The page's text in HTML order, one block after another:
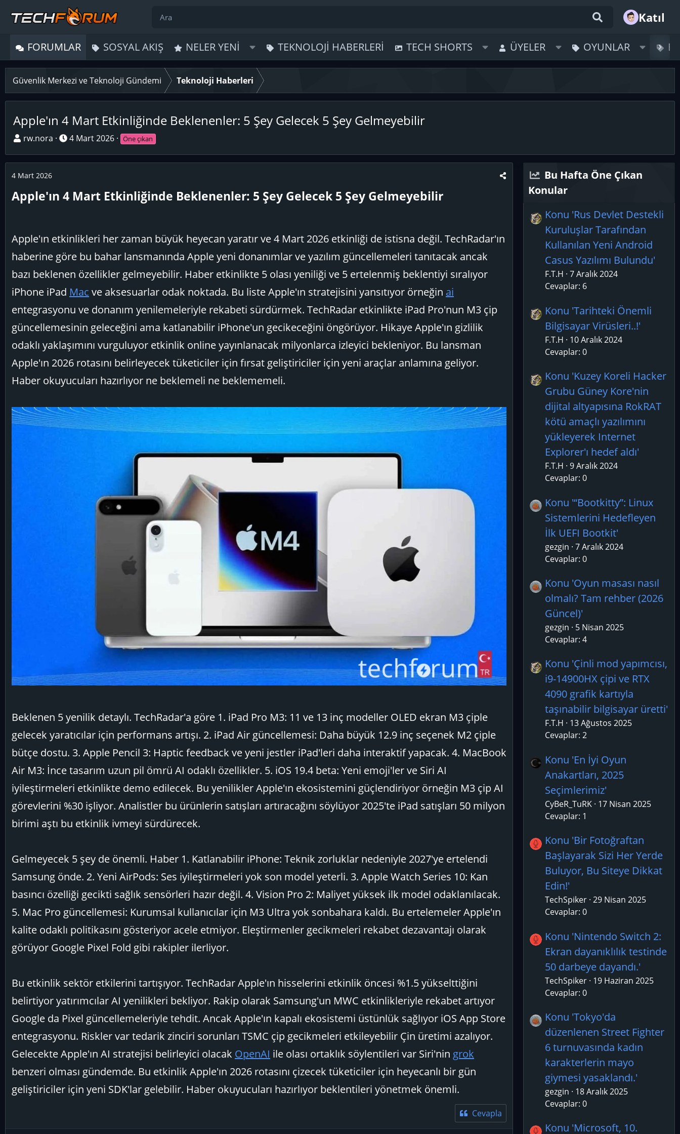
Katıl
FORUMLAR SOSYAL AKIŞ NELER YENI TEKNOLOJI HABERLERI TECH SHORTS ÜYELER OYUNLAR
Güvenlik Merkezi ve Teknoloji Gündemi Teknoloji Haberleri
Apple'ın 4 Mart Etkinliğinde Beklenenler: 5 Şey Gelecek 5 Şey Gelmeyebilir
K
n
u
u
ş
a
t
n
rw.nora
B
ş
n
ç
a
r
h
i
4 Mart 2026 Öne çıkan
4 Mart 2026
Apple'ın 4 Mart Etkinliğinde Beklenenler: 5 Şey Gelecek 5 Şey Gelmeyebilir​
Apple'ın etkinlikleri her zaman büyük heyecan yaratır ve 4 Mart 2026 etkinliği de istisna değil. TechRadar'ın
haberine göre bu bahar lansmanında Apple yeni donanımlar ve yazılım güncellemeleri tanıtacak ancak
bazı beklenen özellikler gelmeyebilir. Haber etkinlikte 5 olası yeniliği ve 5 ertelenmiş beklentiyi sıralıyor
iPhone iPad Mac ve aksesuarlar odak noktada. Bu liste Apple'ın stratejisini yansıtıyor örneğin ai
entegrasyonu ve donanım yenilemeleriyle rekabeti sürdürmek. TechRadar etkinlikte iPad Pro'nun M3 çip
güncellemesinin geleceğini ama katlanabilir iPhone'un gecikeceğini öngörüyor. Hikaye Apple'ın gizlilik
odaklı yaklaşımını vurguluyor etkinlik online yayınlanacak milyonlarca izleyici bekleniyor. Bu lansman
Apple'ın 2026 rotasını belirleyecek tüketiciler için fırsat geliştiriciler için yeni araçlar anlamına geliyor.
Haber okuyucuları hazırlıyor ne beklemeli ne beklememeli.
Beklenen 5 yenilik detaylı. TechRadar'a göre 1. iPad Pro M3: 11 ve 13 inç modeller OLED ekran M3 çiple
gelecek yaratıcılar için performans artışı. 2. iPad Air güncellemesi: Daha büyük 12.9 inç seçenek M2 çiple
bütçe dostu. 3. Apple Pencil 3: Haptic feedback ve yeni jestler iPad'leri daha interaktif yapacak. 4. MacBook
Air M3: İnce tasarım uzun pil ömrü AI odaklı özellikler. 5. iOS 19.4 beta: Yeni emoji'ler ve Siri AI
iyileştirmeleri etkinlikte demo edilecek. Bu yenilikler Apple'ın ekosistemini güçlendiriyor örneğin M3 çip AI
görevlerini %30 işliyor. Analistler bu ürünlerin satışları artıracağını söylüyor 2025'te iPad satışları 50 milyon
birimi aştı bu etkinlik ivmeyi sürdürecek.
Gelmeyecek 5 şey de önemli. Haber 1. Katlanabilir iPhone: Teknik zorluklar nedeniyle 2027'ye ertelendi
Samsung önde. 2. Yeni AirPods: Ses iyileştirmeleri yok son model yeterli. 3. Apple Watch Series 10: Kan
basıncı özelliği gecikti sağlık sensörleri hazır değil. 4. Vision Pro 2: Maliyet yüksek ilk model odaklanılacak.
5. Mac Pro güncellemesi: Kurumsal kullanıcılar için M3 Ultra yok sonbahara kaldı. Bu ertelemeler Apple'ın
kalite odaklı politikasını gösteriyor acele etmiyor. Eleştirmenler gecikmeleri rekabet dezavantajı olarak
görüyor Google Pixel Fold gibi rakipler ilerliyor.
Bu etkinlik sektör etkilerini tartışıyor. TechRadar Apple'ın hisselerini etkinlik öncesi %1.5 yükselttiğini
belirtiyor yatırımcılar AI yenilikleri bekliyor. Rakip olarak Samsung'un MWC etkinlikleriyle rekabet artıyor
Google da Pixel güncellemeleriyle tehdit. Ancak Apple'ın kapalı ekosistemi üstünlük sağlıyor iOS App Store
entegrasyonu. Riskler var tedarik zinciri sorunları TSMC çip gecikmeleri etkileyebilir Çin üretimi azalıyor.
Gelecekte Apple'ın AI stratejisi belirleyici olacak OpenAI ile olası ortaklık söylentileri var Siri'nin grok
benzeri olması gündemde. Bu etkinlik Apple'ın 2026 rotasını çizecek tüketiciler için heyecanlı bir gün
geliştiriciler için yeni SDK'lar gelebilir. Haber okuyucuları hazırlıyor beklentileri yönetmek önemli.
Cevapla
Bu Hafta Öne Çıkan
Konular
Konu 'Rus Devlet Destekli
Kuruluşlar Tarafından
Kullanılan Yeni Android
Casus Yazılımı Bulundu'
F.T.H 7 Aralık 2024
Cevaplar: 6
Konu 'Tarihteki Önemli
Bilgisayar Virüsleri..!'
F.T.H
10 Aralık 2024
Cevaplar: 0
Konu 'Kuzey Koreli Hacker
Grubu Güney Kore'nin
dijital altyapısına RokRAT
kötü amaçlı yazılımını
yükleyerek Internet
Explorer'ı hedef aldı'
F.T.H 9 Aralık 2024
Cevaplar: 0
Konu '“Bootkitty”: Linux
Sistemlerini Hedefleyen
İlk UEFI Bootkit'
gezgin 7 Aralık 2024
Cevaplar: 0
Konu 'Oyun masası nasıl
olmalı? Tam rehber (2026
Güncel)'
gezgin
5 Nisan 2025
Cevaplar: 4
Konu 'Çinli mod yapımcısı,
i9-14900HX çipi ve RTX
4090 grafik kartıyla
taşınabilir bilgisayar üretti'
F.T.H
13 Ağustos 2025
Cevaplar: 2
Konu 'En İyi Oyun
Anakartları, 2025
Seçimlerimiz'
CyBeR_TuRK 17 Nisan 2025
Cevaplar: 1
Konu 'Bir Fotoğraftan
Başlayarak Sizi Her Yerde
Buluyor, Bu Siteye Dikkat
Edin!'
TechSpiker 29 Nisan 2025
Cevaplar: 0
Konu 'Nintendo Switch 2:
Ekran dayanıklılık testinde
50 darbeye dayandı.'
TechSpiker 19 Haziran 2025
Cevaplar: 0
Konu 'Tokyo'da
düzenlenen Street Fighter
6 turnuvasında kadın
karakterlerin mayo
giymesi yasaklandı.'
gezgin
18 Aralık 2025
Cevaplar: 0
Konu 'Microsoft, 10.